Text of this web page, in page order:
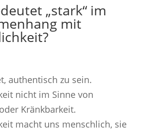
„stark“ im
mit
authentisch zu sein.
nicht im Sinne von
Kränkbarkeit.
macht uns menschlich, sie